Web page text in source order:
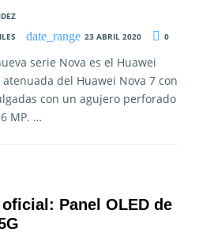
23 ABRIL 2020 0
serie Nova es el Huawei
atenuada del Huawei Nova 7 con
con un agujero perforado
MP. …
Panel OLED de